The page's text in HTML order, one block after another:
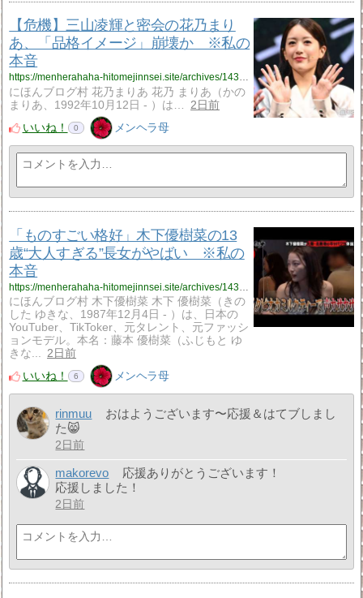
【危機】三山凌輝と密会の花乃まり
あ、「品格イメージ」崩壊か ※私の
本音
https://menherahaha-hitomejinnsei.site/archives/14319352.html
にほんブログ村 花乃まりあ 花乃 まりあ（かの
まりあ、1992年10月12日 - ）は…
2日前
いいね！
0 メンヘラ母
「ものすごい格好」木下優樹菜の13
歳“大人すぎる”長女がやばい ※私の
本音
にほんブログ村 木下優樹菜 木下 優樹菜（きの
した ゆきな、1987年12月4日 - ）は、日本の
YouTuber、TikToker、元タレント、元ファッシ
ョンモデル。本名：藤本 優樹菜（ふじもと ゆ
きな...
2日前
いいね！
6 メンヘラ母
rinmuu
おはようございます〜応援＆はてブしまし
た😸
2日前
makorevo
応援ありがとうございます！
応援しました！
2日前